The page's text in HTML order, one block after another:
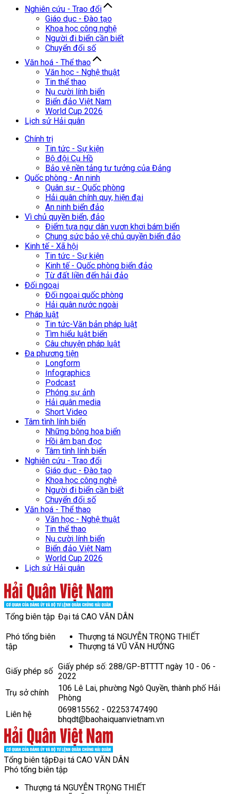
Nghiên cứu - Trao đổi
Giáo dục - Đào tạo
Khoa học công nghệ
Người đi biển cần biết
Chuyển đổi số
Văn hoá - Thể thao
Văn học - Nghệ thuật
Tin thể thao
Nụ cười lính biển
Biển đảo Việt Nam
World Cup 2026
Lịch sử Hải quân
Chính trị
Tin tức - Sự kiện
Bộ đội Cụ Hồ
Bảo vệ nền tảng tư tưởng của Đảng
Quốc phòng - An ninh
Quân sự - Quốc phòng
Hải quân chính quy, hiện đại
An ninh biển đảo
Vì chủ quyền biển, đảo
Điểm tựa ngư dân vươn khơi bám biển
Chung sức bảo vệ chủ quyền biển đảo
Kinh tế - Xã hội
Tin tức - Sự kiện
Kinh tế - Quốc phòng biển đảo
Từ đất liền đến hải đảo
Đối ngoại
Đối ngoại quốc phòng
Hải quân nước ngoài
Pháp luật
Tin tức-Văn bản pháp luật
Tìm hiểu luật biển
Câu chuyện pháp luật
Đa phương tiện
Longform
Infographics
Podcast
Phóng sự ảnh
Hải quân media
Short Video
Tâm tình lính biển
Những bông hoa biển
Hồi âm bạn đọc
Tâm tình lính biển
Nghiên cứu - Trao đổi
Giáo dục - Đào tạo
Khoa học công nghệ
Người đi biển cần biết
Chuyển đổi số
Văn hoá - Thể thao
Văn học - Nghệ thuật
Tin thể thao
Nụ cười lính biển
Biển đảo Việt Nam
World Cup 2026
Lịch sử Hải quân
Tổng biên tập Đại tá CAO VĂN DÂN
Phó tổng biên
tập
Thượng tá NGUYỄN TRỌNG THIẾT
Thượng tá VŨ VĂN HƯỞNG
Giấy phép số Giấy phép số: 288/GP-BTTTT ngày 10 - 06 -
2022
Trụ sở chính
106 Lê Lai, phường Ngô Quyền, thành phố Hải
Phòng
Liên hệ
069815562 - 02253747490
bhqdt@baohaiquanvietnam.vn
Tổng biên tậpĐại tá CAO VĂN DÂN
Phó tổng biên tập
Thượng tá NGUYỄN TRỌNG THIẾT